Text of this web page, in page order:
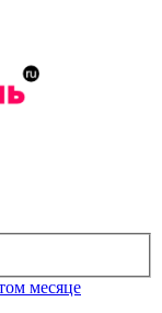
месяце